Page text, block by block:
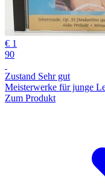
€ 1
90
Zustand Sehr gut
Meisterwerke für junge
Zum Produkt